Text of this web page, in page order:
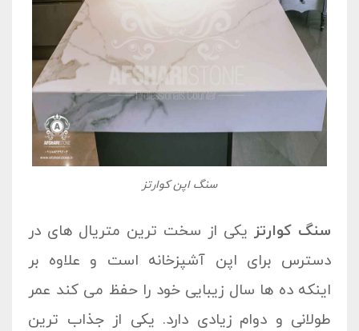
سنگ اپن کوارتز
سنگ کوارتز یکی از سخت ترین متریال های در
دسترس برای اپن آشپزخانه است و علاوه بر
اینکه ده ها سال زیبایی خود را حفظ می کند عمر
طولانی و دوام زیادی دارد. یکی از جذاب ترین